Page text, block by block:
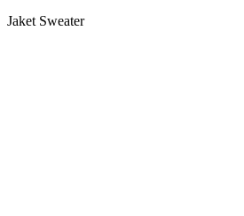
Jaket Sweater